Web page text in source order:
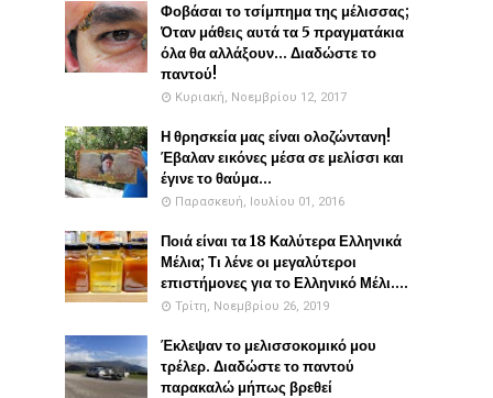
Φοβάσαι το τσίμπημα της μέλισσας;
Όταν μάθεις αυτά τα 5 πραγματάκια
όλα θα αλλάξουν... Διαδώστε το
παντού!
Κυριακή, Νοεμβρίου 12, 2017
Η θρησκεία μας είναι ολοζώντανη!
Έβαλαν εικόνες μέσα σε μελίσσι και
έγινε το θαύμα...
Παρασκευή, Ιουλίου 01, 2016
Ποιά είναι τα 18 Καλύτερα Ελληνικά
Μέλια; Τι λένε οι μεγαλύτεροι
επιστήμονες για το Ελληνικό Μέλι....
Τρίτη, Νοεμβρίου 26, 2019
Έκλεψαν το μελισσοκομικό μου
τρέλερ. Διαδώστε το παντού
παρακαλώ μήπως βρεθεί